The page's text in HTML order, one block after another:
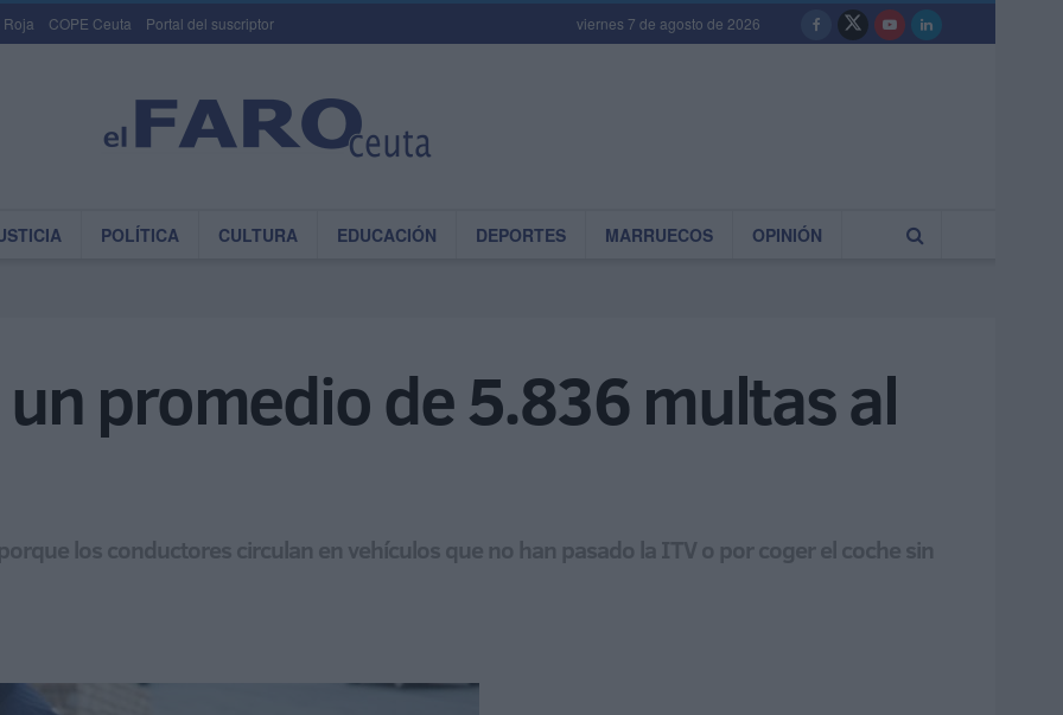
Roja COPE Ceuta Portal del suscriptor viernes 7 de agosto de 2026
POLÍTICA CULTURA EDUCACIÓN DEPORTES MARRUECOS OPINIÓN
promedio de 5.836 multas al
los conductores circulan en vehículos que no han pasado la ITV o por coger el coche sin